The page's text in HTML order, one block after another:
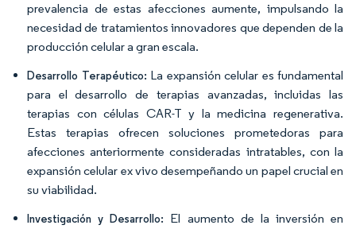
prevalencia de estas afecciones aumente, impulsando la
necesidad de tratamientos innovadores que dependen de la
producción celular a gran escala.
Desarrollo Terapéutico: La expansión celular es fundamental
para el desarrollo de terapias avanzadas, incluidas las
terapias con células CAR-T y la medicina regenerativa.
Estas terapias ofrecen soluciones prometedoras para
afecciones anteriormente consideradas intratables, con la
expansión celular ex vivo desempeñando un papel crucial en
su viabilidad.
Investigación y Desarrollo: El aumento de la inversión en